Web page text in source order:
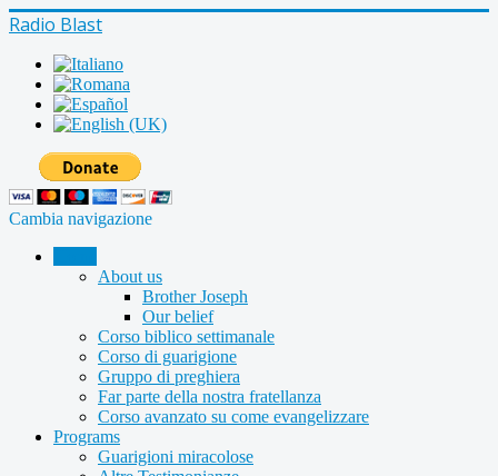
Radio Blast
Cambia navigazione
About us
Brother Joseph
Our belief
Corso biblico settimanale
Corso di guarigione
Gruppo di preghiera
Far parte della nostra fratellanza
Corso avanzato su come evangelizzare
Programs
Guarigioni miracolose